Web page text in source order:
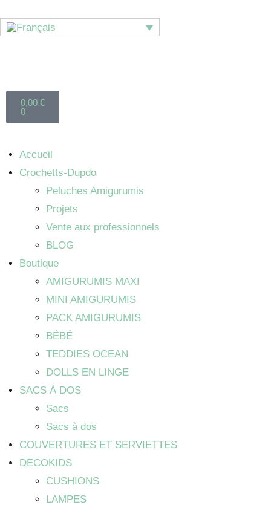
0,00 €
0
Accueil
Crochetts-Dupdo
Peluches Amigurumis
Projets
Vente aux professionnels
BLOG
Boutique
AMIGURUMIS MAXI
MINI AMIGURUMIS
PACK AMIGURUMIS
BÉBÉ
TEDDIES OCEAN
DOLLS EN LINGE
SACS À DOS
Sacs
Sacs à dos
COUVERTURES ET SERVIETTES
DECOKIDS
CUSHIONS
LAMPES